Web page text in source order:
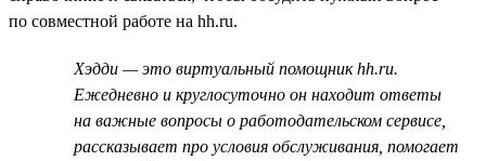
по совместной работе на hh.ru.
Хэдди — это виртуальный помощник hh.ru.
Ежедневно и круглосуточно он находит ответы
на важные вопросы о работодательском сервисе,
рассказывает про условия обслуживания, помогает